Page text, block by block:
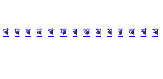
থ দ ধ ন প ফ ব ভ ম য র ল শ স